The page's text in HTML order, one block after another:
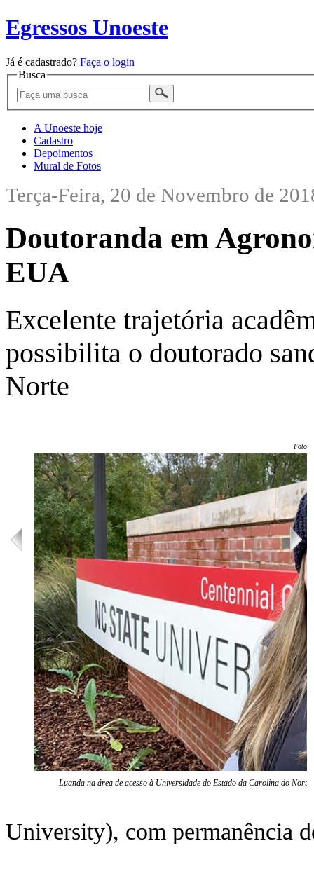
Egressos Unoeste
Já é cadastrado? Faça o login
Busca
A Unoeste hoje
Cadastro
Depoimentos
Mural de Fotos
Terça-Feira, 20 de Novembro de
Doutoranda em
EUA
Excelente trajetória
possibilita o doutorado
Norte
Foto:
Luanda na área de acesso à Universidade do Estado da Carolina do Norte
University), com permanência